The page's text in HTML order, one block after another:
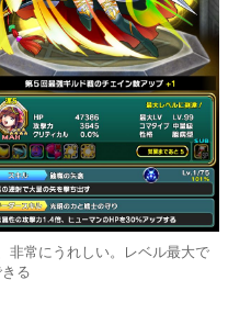
非常にうれしい。レベル最大で
る